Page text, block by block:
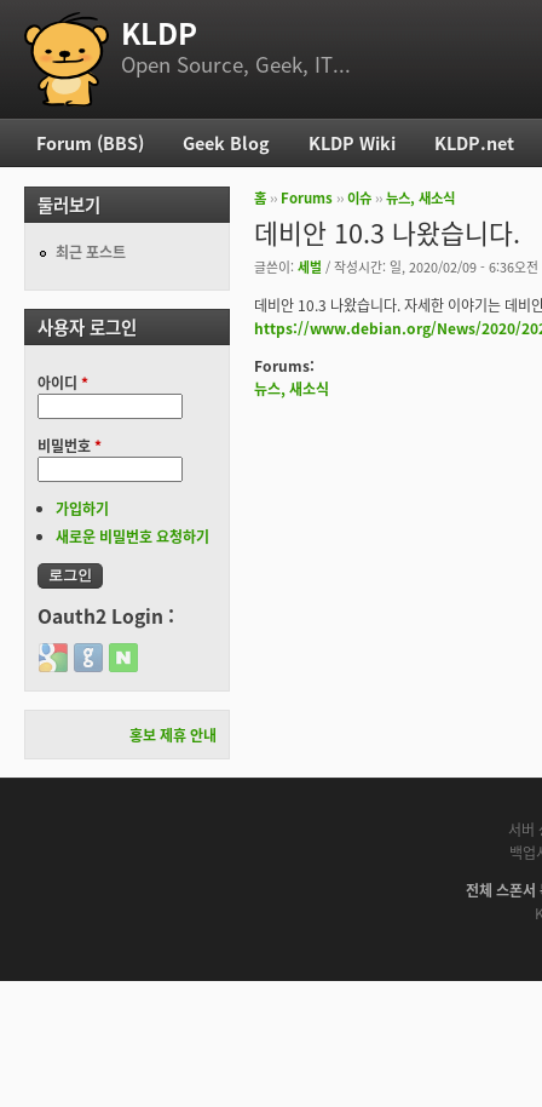
부 메뉴 KLDP
Open Source, Geek, IT...
현재 위치
홈 ›› Forums ››이슈 ››뉴스, 새소식
데비안 10.3 나왔습니다.
글쓴이: 세벌 / 작성시간: 일, 2020/02/09 - 6:36오전
데비안 10.3 나왔습니다. 자세한 이야기는 데비
https://www.debian.org/News/2020/
Forums:
뉴스, 새소식
주 메뉴
Forum (BBS) Geek Blog KLDP Wiki KLDP.net
둘러보기
최근 포스트
사용자 로그인
아이디 *
비밀번호*
가입하기
새로운 비밀번호 요청하기
Oauth2 Login :
Login with Google
Login with GitHub
Login with Naver
홍보 제휴 안내
서버
백업
전체 스폰서